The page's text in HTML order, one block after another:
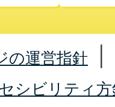
の運営指針
シビリティ方